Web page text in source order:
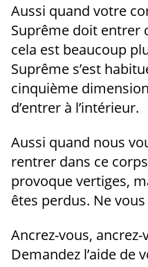
Aussi quand votre
Suprême doit entrer
cela est beaucoup
Suprême s’est
cinquième
d’entrer à l’intérieur.
Aussi quand nous
rentrer dans ce
provoque vertiges,
êtes perdus. Ne
Ancrez-vous,
Demandez l’aide de